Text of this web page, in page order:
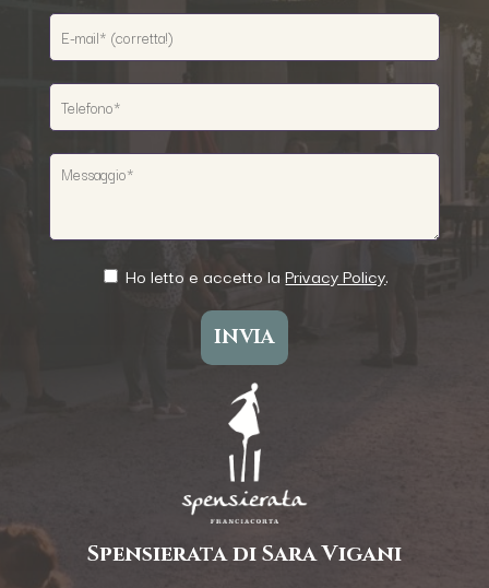
Ho letto e accetto laPrivacy Policy.
Spensierata di Sara Vigani